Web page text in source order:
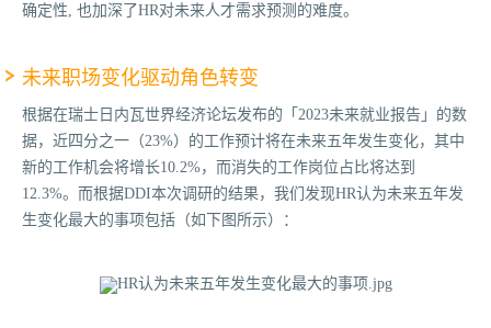
确定性, 也加深了HR对未来人才需求预测的难度。
未来职场变化驱动角色转变
根据在瑞士日内瓦世界经济论坛发布的「2023未来就业报告」的数
据，近四分之一（23%）的工作预计将在未来五年发生变化，其中
新的工作机会将增长10.2%，而消失的工作岗位占比将达到
12.3%。而根据DDI本次调研的结果，我们发现HR认为未来五年发
生变化最大的事项包括（如下图所示）：